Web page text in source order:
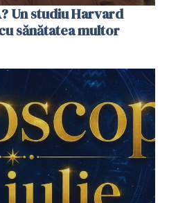
Un studiu Harvard
sănătatea multor